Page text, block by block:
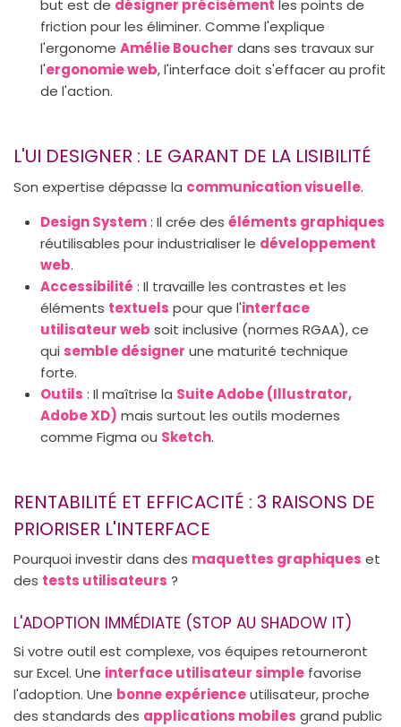
but est de désigner précisément les points de
friction pour les éliminer. Comme l'explique
l'ergonome Amélie Boucher dans ses travaux sur
l'ergonomie web, l'interface doit s'effacer au profit
de l'action.
L'UI DESIGNER : LE GARANT DE LA LISIBILITÉ
Son expertise dépasse la communication visuelle.
Design System: Il crée des éléments graphiques
réutilisables pour industrialiser le développement
web.
Accessibilité : Il travaille les contrastes et les
éléments textuels pour que l'interface
utilisateur web soit inclusive (normes RGAA), ce
qui semble désigner une maturité technique
forte.
Outils : Il maîtrise la Suite Adobe (Illustrator,
Adobe XD) mais surtout les outils modernes
comme Figma ou Sketch.
RENTABILITÉ ET EFFICACITÉ : 3 RAISONS DE
PRIORISER L'INTERFACE
Pourquoi investir dans des maquettes graphiques et
des tests utilisateurs ?
L'ADOPTION IMMÉDIATE (STOP AU SHADOW IT)
Si votre outil est complexe, vos équipes retourneront
sur Excel. Une interface utilisateur simple favorise
l'adoption. Une bonne expérienceutilisateur, proche
des standards des applications mobiles grand public